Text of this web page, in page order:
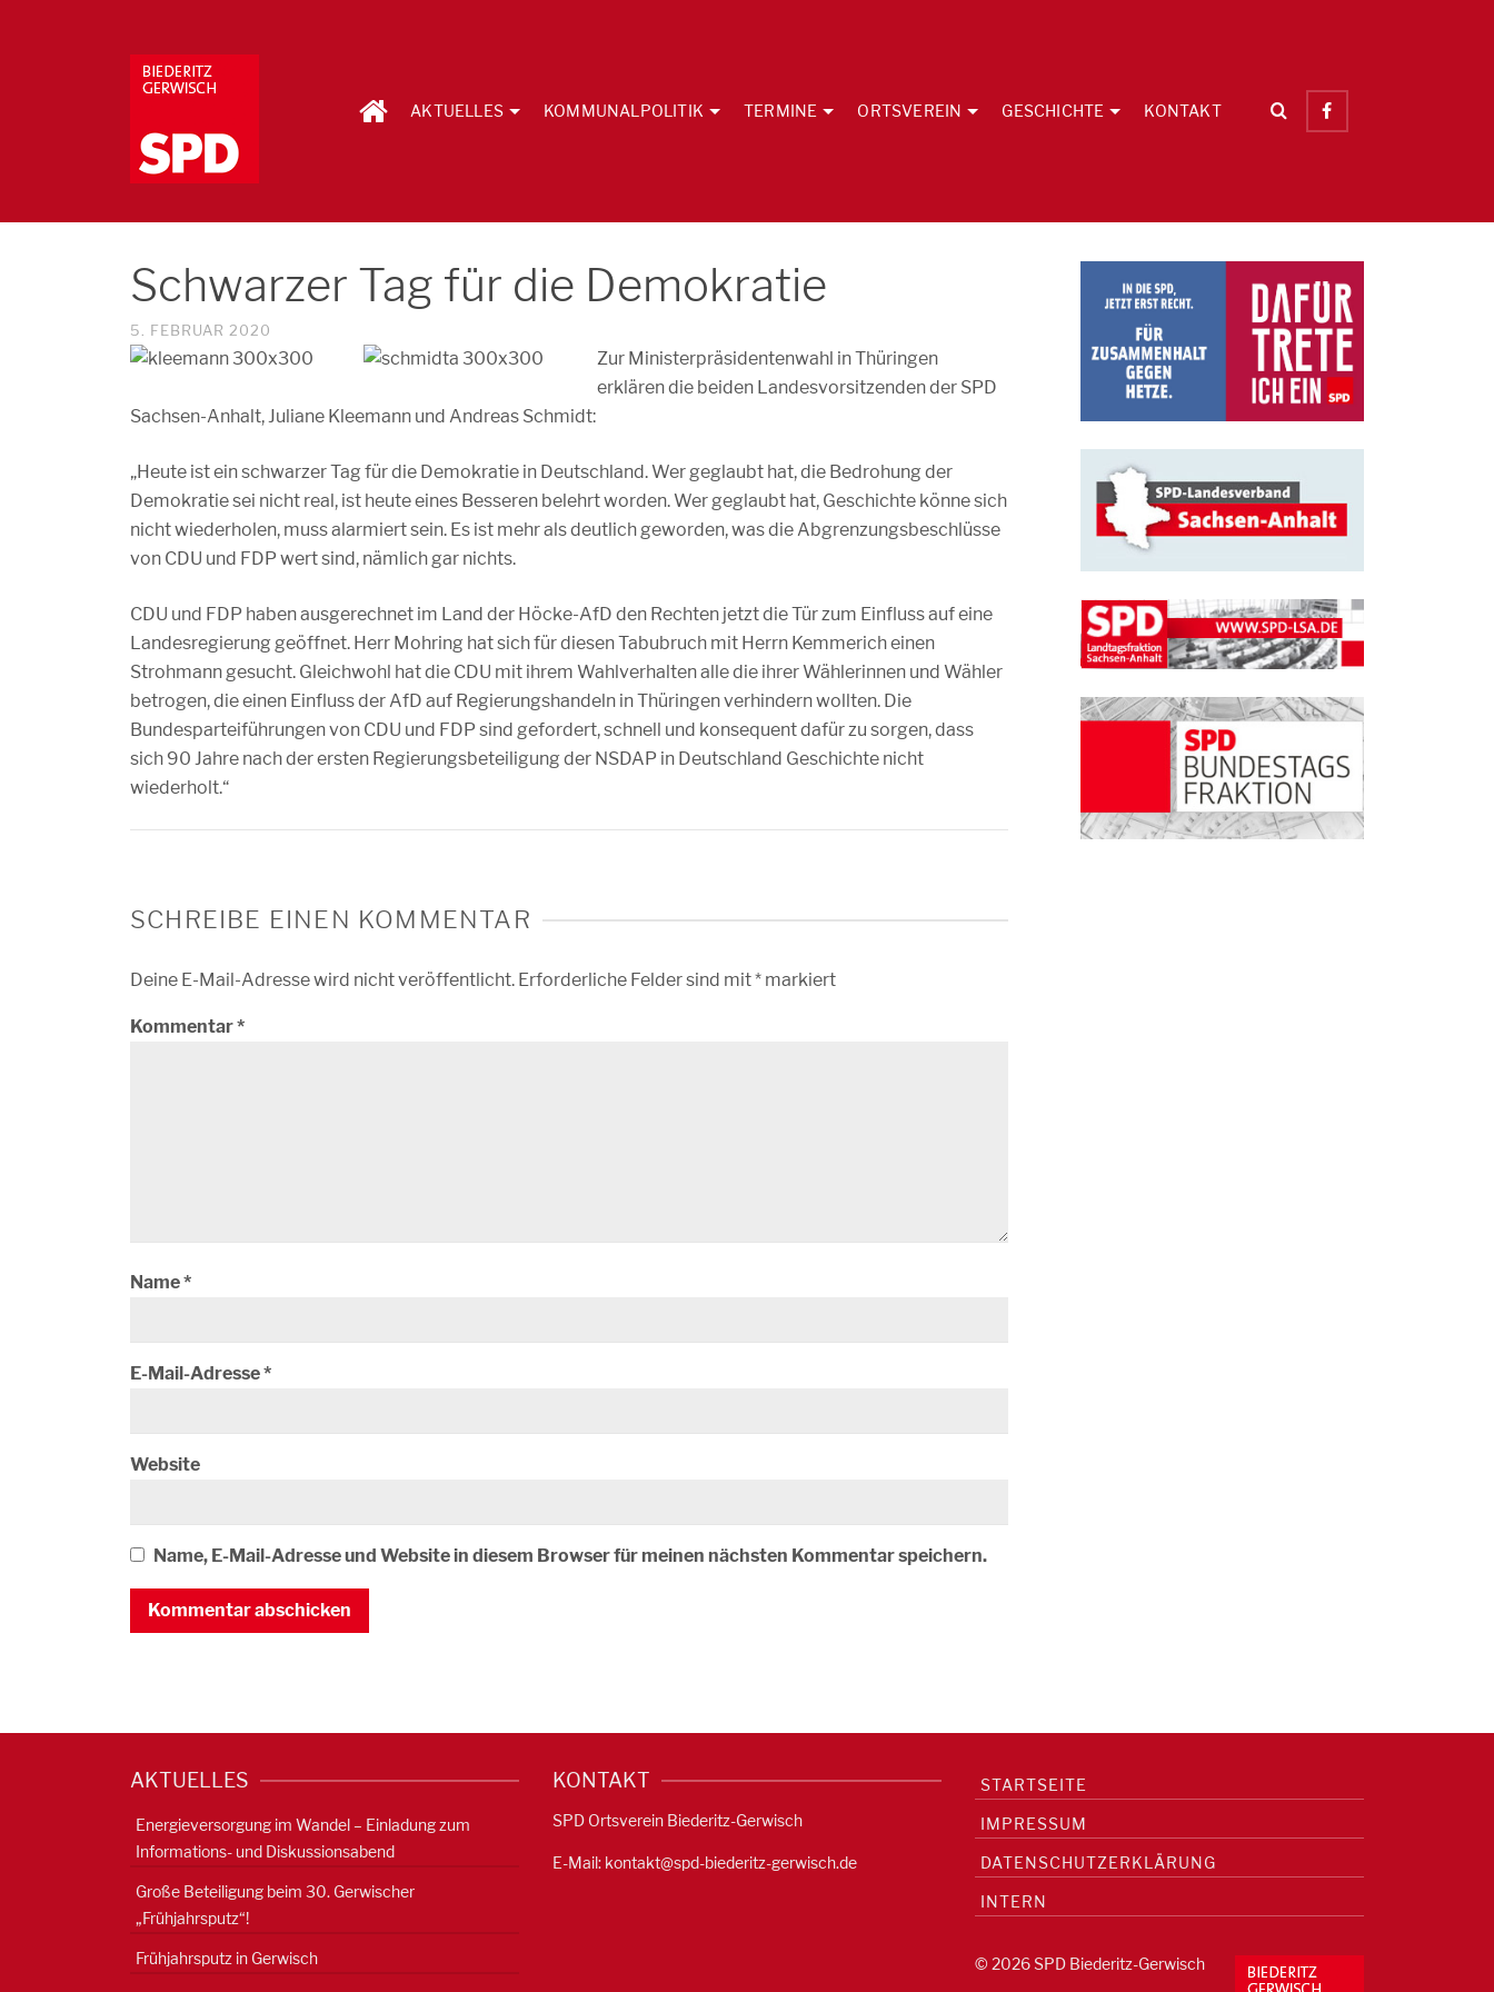
AKTUELLES KOMMUNALPOLITIK TERMINE ORTSVEREIN GESCHICHTE KONTAKT
Schwarzer Tag für die Demokratie
5. FEBRUAR 2020
Zur Ministerpräsidentenwahl in Thüringen
erklären die beiden Landesvorsitzenden der SPD
Sachsen-Anhalt, Juliane Kleemann und Andreas Schmidt:
„Heute ist ein schwarzer Tag für die Demokratie in Deutschland. Wer geglaubt hat, die Bedrohung der
Demokratie sei nicht real, ist heute eines Besseren belehrt worden. Wer geglaubt hat, Geschichte könne sich
nicht wiederholen, muss alarmiert sein. Es ist mehr als deutlich geworden, was die Abgrenzungsbeschlüsse
von CDU und FDP wert sind, nämlich gar nichts.
CDU und FDP haben ausgerechnet im Land der Höcke-AfD den Rechten jetzt die Tür zum Einfluss auf eine
Landesregierung geöffnet. Herr Mohring hat sich für diesen Tabubruch mit Herrn Kemmerich einen
Strohmann gesucht. Gleichwohl hat die CDU mit ihrem Wahlverhalten alle die ihrer Wählerinnen und Wähler
betrogen, die einen Einfluss der AfD auf Regierungshandeln in Thüringen verhindern wollten. Die
Bundesparteiführungen von CDU und FDP sind gefordert, schnell und konsequent dafür zu sorgen, dass
sich 90 Jahre nach der ersten Regierungsbeteiligung der NSDAP in Deutschland Geschichte nicht
wiederholt.“
SCHREIBE EINEN KOMMENTAR
Deine E-Mail-Adresse wird nicht veröffentlicht. Erforderliche Felder sind mit* markiert
Kommentar*
Name*
E-Mail-Adresse*
Website
Name, E-Mail-Adresse und Website in diesem Browser für meinen nächsten Kommentar speichern.
AKTUELLES
Energieversorgung im Wandel – Einladung zum
Informations- und Diskussionsabend
Große Beteiligung beim 30. Gerwischer
„Frühjahrsputz“!
Frühjahrsputz in Gerwisch
KONTAKT
SPD Ortsverein Biederitz-Gerwisch
E-Mail: kontakt@spd-biederitz-gerwisch.de
STARTSEITE
IMPRESSUM
DATENSCHUTZERKLÄRUNG
INTERN
© 2026 SPD Biederitz-Gerwisch